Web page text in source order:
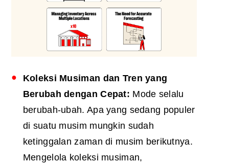
Koleksi Musiman dan Tren yang
Berubah dengan Cepat: Mode selalu
berubah-ubah. Apa yang sedang populer
di suatu musim mungkin sudah
ketinggalan zaman di musim berikutnya.
Mengelola koleksi musiman,